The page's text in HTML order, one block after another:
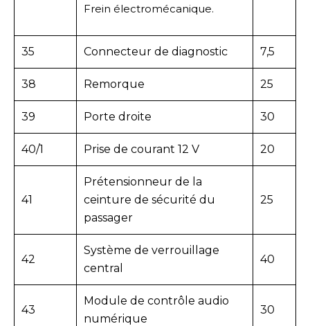
Frein électromécanique.
35 Connecteur de diagnostic 7,5
38 Remorque 25
39 Porte droite 30
40/1 Prise de courant 12 V 20
41
Prétensionneur de la
ceinture de sécurité du
passager
25
42
Système de verrouillage
central
40
43
Module de contrôle audio
numérique
30